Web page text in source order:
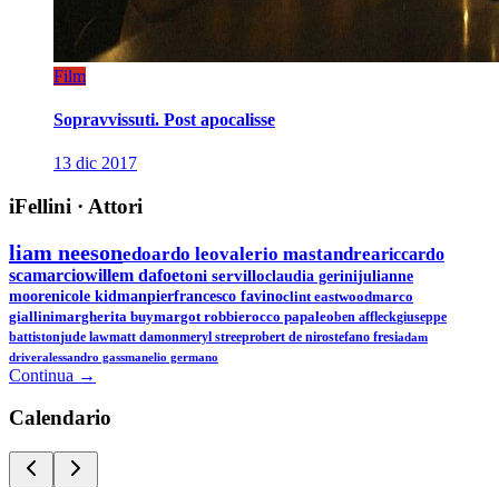
Film
Sopravvissuti. Post apocalisse
13 dic 2017
iFellini · Attori
liam neesonedoardo leovalerio mastandreariccardo
scamarciowillem dafoetoni servilloclaudia gerinijulianne
moorenicole kidmanpierfrancesco favinoclint eastwoodmarco
giallinimargherita buymargot robbierocco papaleoben affleckgiuseppe
battistonjude lawmatt damonmeryl streeprobert de nirostefano fresiadam
driveralessandro gassmanelio germano
Continua →
Calendario